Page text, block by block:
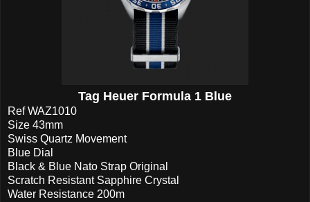
Tag Heuer Formula 1 Blue
Ref WAZ1010
Size 43mm
Swiss Quartz Movement
Blue Dial
Black & Blue Nato Strap Original
Scratch Resistant Sapphire Crystal
Water Resistance 200m